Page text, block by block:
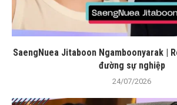
SaengNuea Jitaboon Ngamboonyarak |
đường sự nghiệp
24/07/2026